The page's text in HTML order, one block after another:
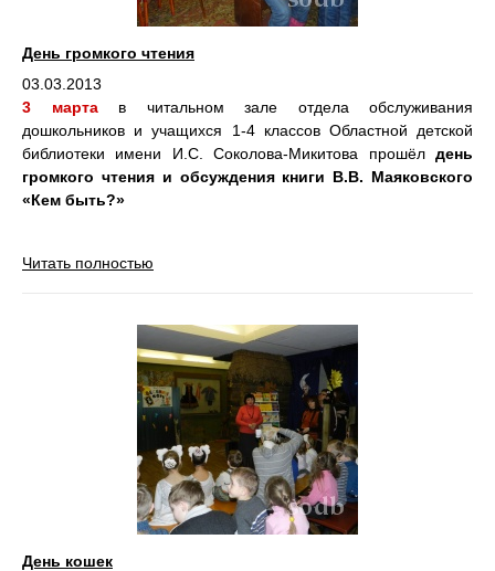
День громкого чтения
03.03.2013
3 марта в читальном зале отдела обслуживания
дошкольников и учащихся 1-4 классов Областной детской
библиотеки имени И.С. Соколова-Микитова прошёл день
громкого чтения и обсуждения книги В.В. Маяковского
«Кем быть?»
Читать полностью
День кошек